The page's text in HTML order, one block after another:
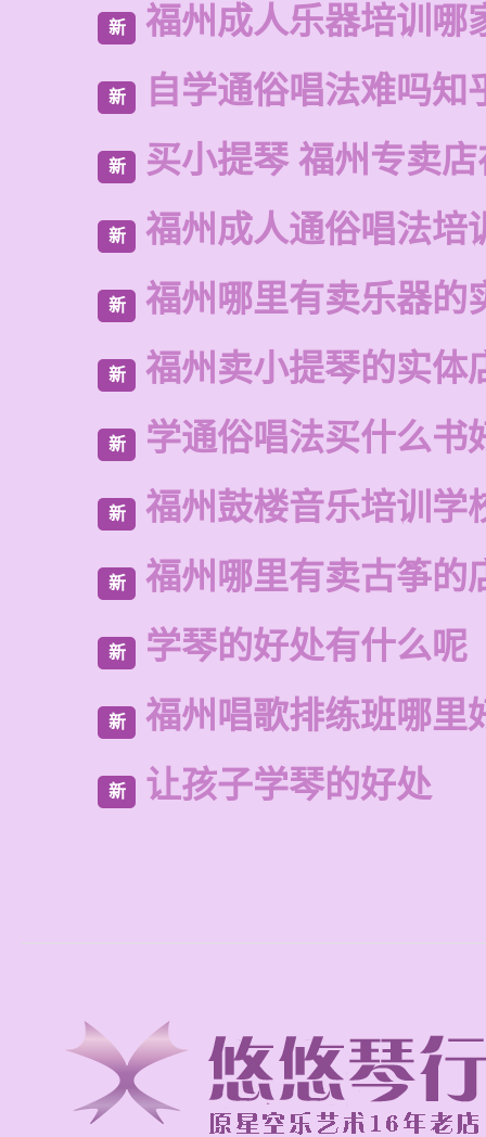
新 福州成人乐器培训哪
新 自学通俗唱法难吗知
新 买小提琴 福州专卖
新 福州成人通俗唱法培
新 福州哪里有卖乐器的
新 福州卖小提琴的实体
新 学通俗唱法买什么书
新 福州鼓楼音乐培训学
新 福州哪里有卖古筝的
新 学琴的好处有什么呢
新 福州唱歌排练班哪里
新 让孩子学琴的好处